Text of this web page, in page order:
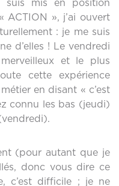
suis mis en position
ACTION », j’ai ouvert
: je me suis
d’elles ! Le vendredi
et le plus
cette expérience
en disant « c’est
connu les bas (jeudi)
(pour autant que je
donc vous dire ce
c’est difficile ; je ne